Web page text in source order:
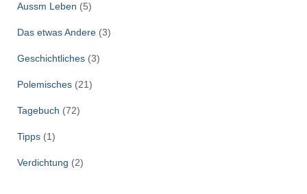
Aussm Leben (5)
Das etwas Andere (3)
Geschichtliches (3)
Polemisches (21)
Tagebuch (72)
Tipps (1)
Verdichtung (2)